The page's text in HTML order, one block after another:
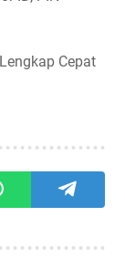
Cepat